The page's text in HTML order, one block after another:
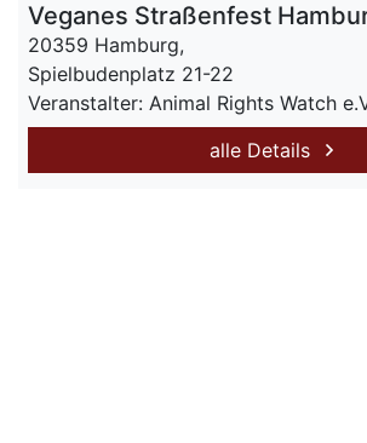
Veganes Straßenfest
20359 Hamburg,
Spielbudenplatz 21-22
Veranstalter: Animal Rights Watch
alle Details